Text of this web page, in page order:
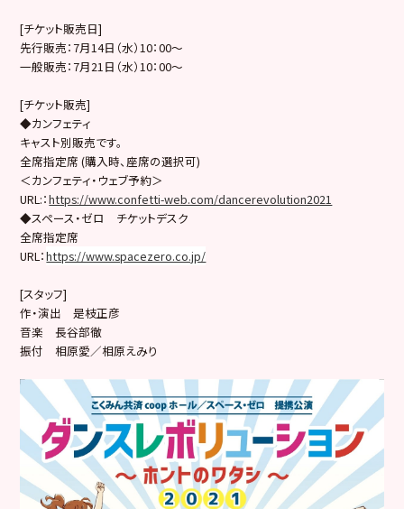
[チケット販売日]
先行販売：7月14日（水）10：00～
一般販売：7月21日（水）10：00～
[チケット販売]
◆カンフェティ
キャスト別販売です。
全席指定席 (購入時、座席の選択可)
＜カンフェティ・ウェブ予約＞
URL:：https://www.confetti-web.com/dancerevolution2021
◆スペース・ゼロ チケットデスク
全席指定席
URL：https://www.spacezero.co.jp/
[スタッフ]
作・演出 是枝正彦
音楽 長谷部徹
振付 相原愛／相原えみり